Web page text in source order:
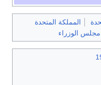
المملكة المتحدة
مجلس الوزراء